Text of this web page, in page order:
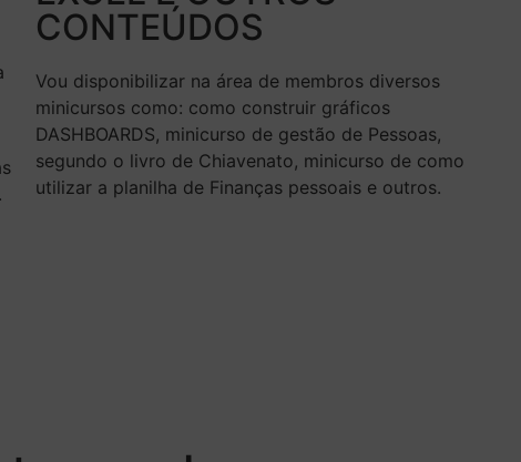
CONTEÚDOS
Vou disponibilizar na área de membros diversos
minicursos como: como construir gráficos
DASHBOARDS, minicurso de gestão de Pessoas,
segundo o livro de Chiavenato, minicurso de como
utilizar a planilha de Finanças pessoais e outros.